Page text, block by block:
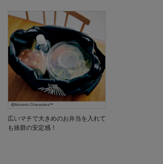
広いマチで大きめのお弁当を入れて
も抜群の安定感！